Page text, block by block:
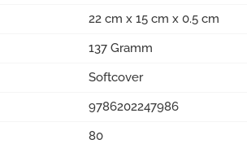
22 cm x 15 cm x 0.5 cm
137 Gramm
Softcover
9786202247986
80